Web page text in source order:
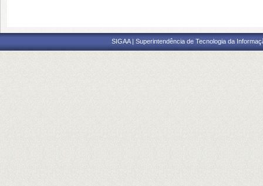
SIGAA | Superintendência de Tecnologia da